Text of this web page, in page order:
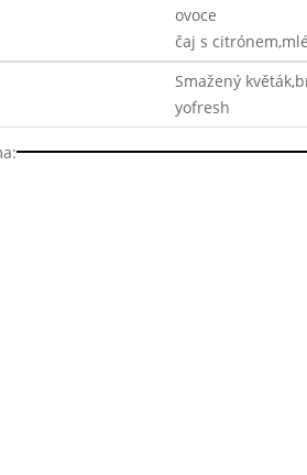
ovoce
čaj s
Smažený
yofresh